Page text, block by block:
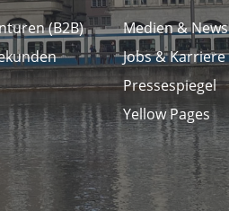
(B2B)
Medien & News
Jobs & Karriere
Pressespiegel
Yellow Pages